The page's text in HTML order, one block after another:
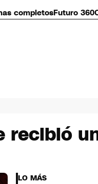
completosFuturo 360
recibió
LO MÁS